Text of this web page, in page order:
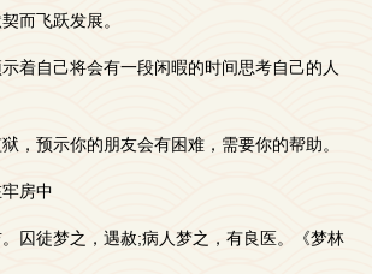
而飞跃发展。
着自己将会有一段闲暇的时间思考自己的人
，预示你的朋友会有困难，需要你的帮助。
房中
囚徒梦之，遇赦;病人梦之，有良医。《梦林